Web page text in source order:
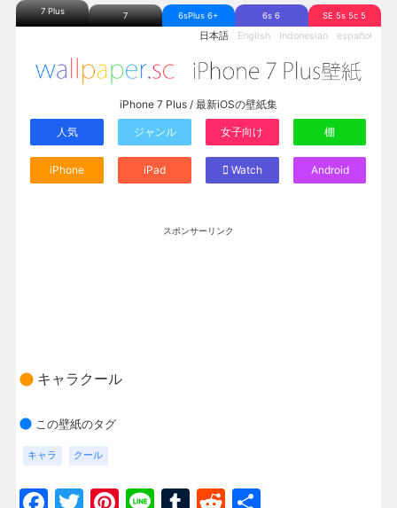
7 Plus 7 6sPlus 6+ 6s 6 SE 5s 5c 5
日本語 English Indonesian español
iPhone 7 Plus / 最新iOSの壁紙集
人気 ジャンル 女子向け 棚
iPhone iPad Watch Android
スポンサーリンク
キャラクール
この壁紙のタグ
キャラ クール